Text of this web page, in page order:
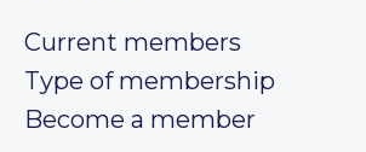
Current members
Type of membership
Become a member